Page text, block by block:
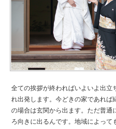
全ての挨拶が終わればいよいよ出立
れ出発します。今どきの家であれば
の場合は玄関から出ます。ただ普通
ろ向きに出るんです。地域によって